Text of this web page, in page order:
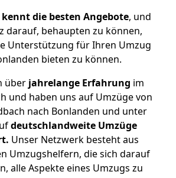
die besten Angebote, und
darauf, behaupten zu können,
Unterstützung für Ihren Umzug
bieten zu können.
überjahrelange Erfahrung im
und haben uns auf Umzüge von
nach Bonlanden und unter
deutschlandweite Umzüge
Unser Netzwerk besteht aus
Umzugshelfern, die sich darauf
alle Aspekte eines Umzugs zu